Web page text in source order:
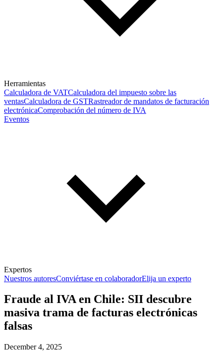
Herramientas
Calculadora de VATCalculadora del impuesto sobre las
ventasCalculadora de GSTRastreador de mandatos de facturación
electrónicaComprobación del número de IVA
Eventos
Expertos
Nuestros autoresConviértase en colaboradorElija un experto
Fraude al IVA en Chile: SII descubre
masiva trama de facturas electrónicas
falsas
December 4, 2025